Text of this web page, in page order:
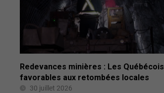
Redevances minières : Les Québécois
favorables aux retombées locales
30 juillet 2026